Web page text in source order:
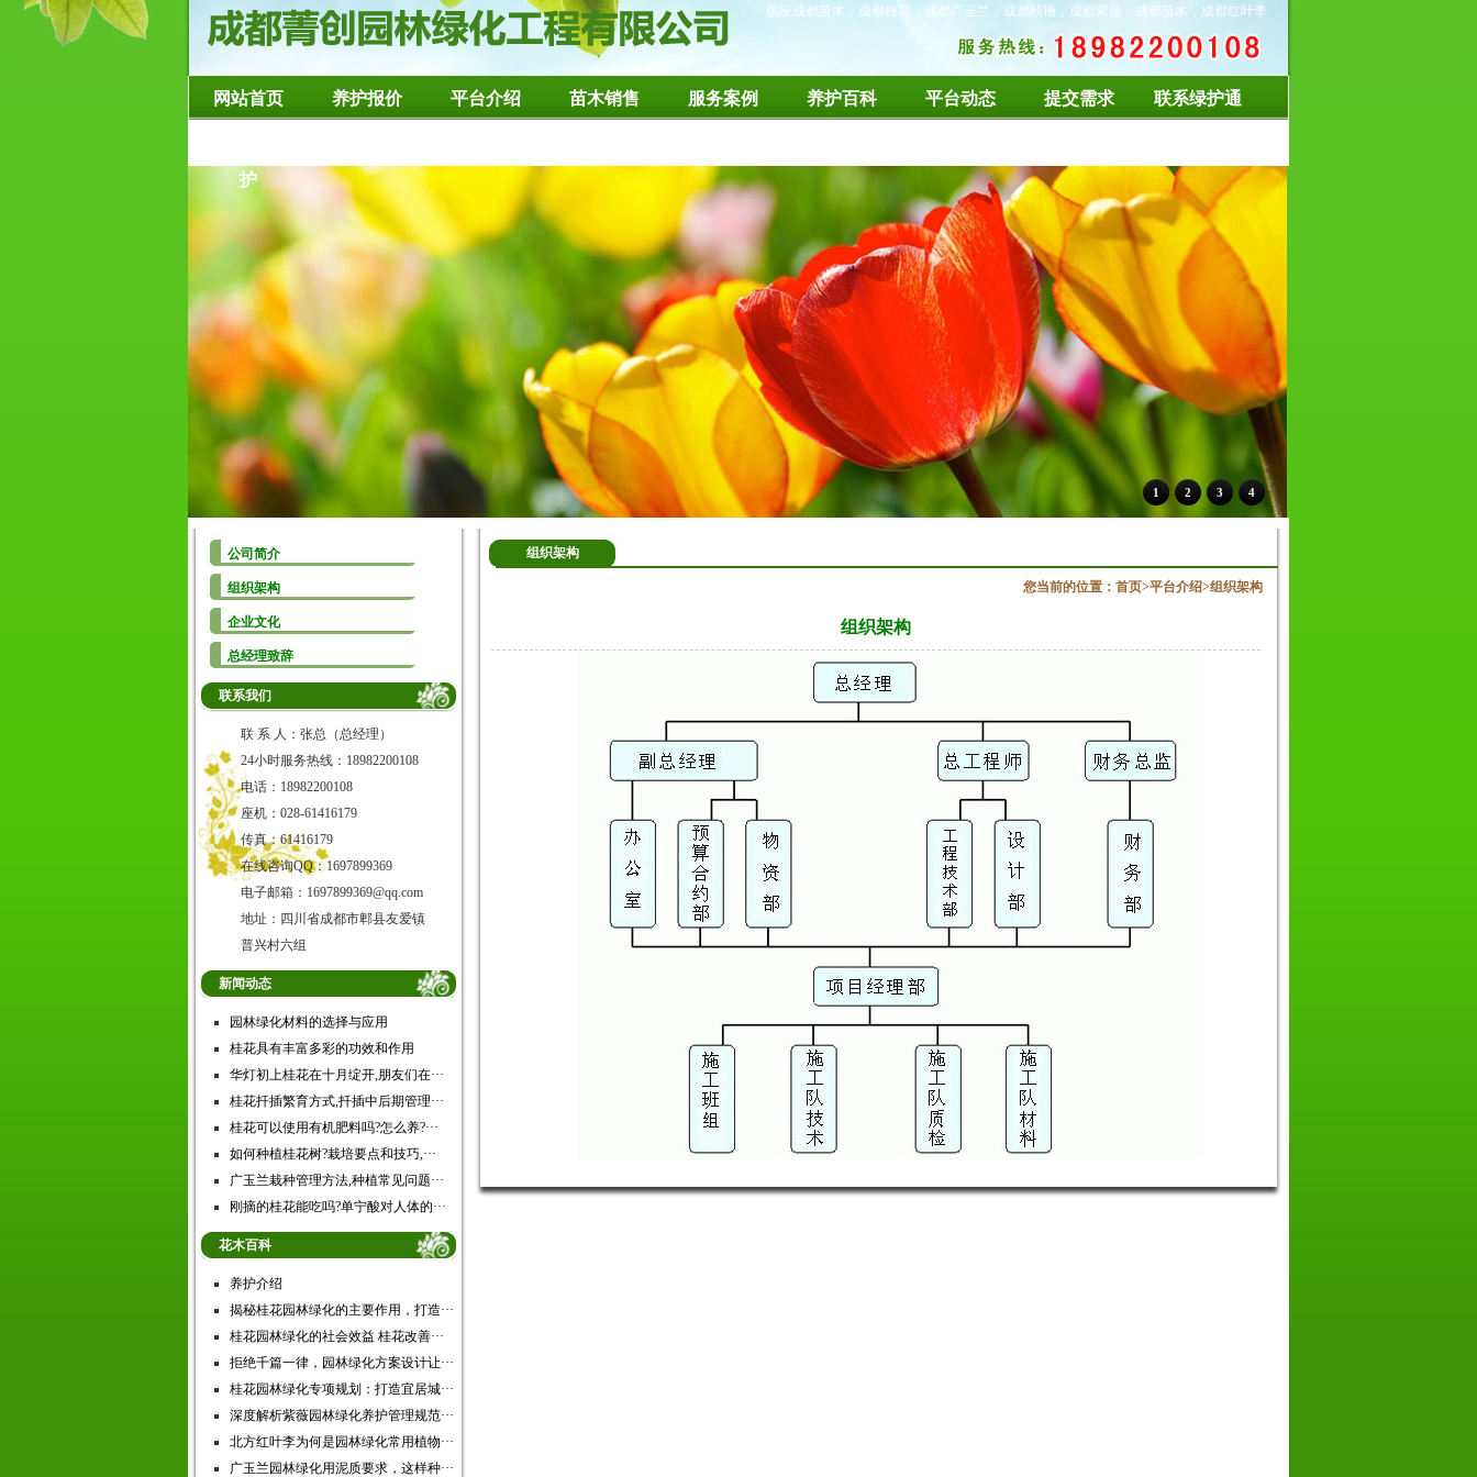
供应成都苗木，成都桂花，成都广玉兰，成都桢楠，成都紫薇，成都苗木，成都红叶李
网站首页 养护报价 平台介绍 苗木销售 服务案例 养护百科 平台动态 提交需求 联系绿护通
护
1 2 3 4
公司简介
组织架构
企业文化
总经理致辞
联系我们
联 系 人：张总（总经理）
24小时服务热线：18982200108
电话：18982200108
座机：028-61416179
传真：61416179
在线咨询QQ：1697899369
电子邮箱：1697899369@qq.com
地址：四川省成都市郫县友爱镇
普兴村六组
新闻动态
园林绿化材料的选择与应用
桂花具有丰富多彩的功效和作用
华灯初上桂花在十月绽开,朋友们在···
桂花扦插繁育方式,扦插中后期管理···
桂花可以使用有机肥料吗?怎么养?···
如何种植桂花树?栽培要点和技巧,···
广玉兰栽种管理方法,种植常见问题···
刚摘的桂花能吃吗?单宁酸对人体的···
花木百科
养护介绍
揭秘桂花园林绿化的主要作用，打造···
桂花园林绿化的社会效益 桂花改善···
拒绝千篇一律，园林绿化方案设计让···
桂花园林绿化专项规划：打造宜居城···
深度解析紫薇园林绿化养护管理规范···
北方红叶李为何是园林绿化常用植物···
广玉兰园林绿化用泥质要求，这样种···
组织架构
您当前的位置： 首页>平台介绍>组织架构
组织架构